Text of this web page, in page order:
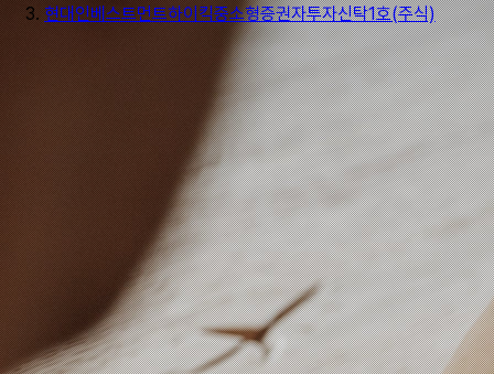
현대인베스트먼트하이킥중소형증권자투자신탁1호(주식)